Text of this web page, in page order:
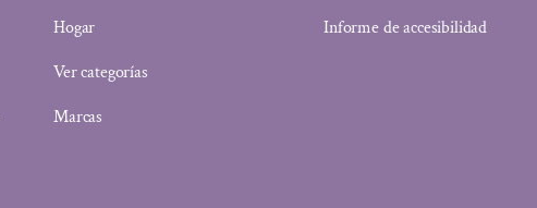
Hogar
Ver categorías
Marcas
Informe de accesibilidad